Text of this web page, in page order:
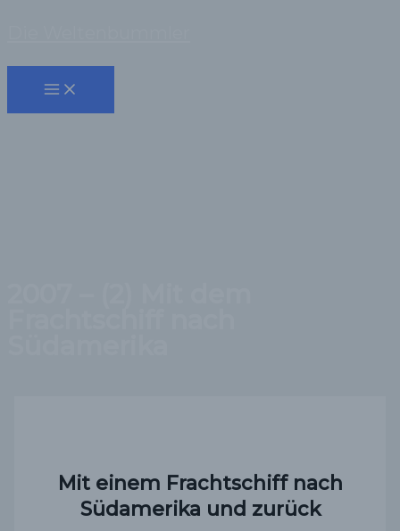
springen
Mit einem Frachtschiff nach
Südamerika und zurück